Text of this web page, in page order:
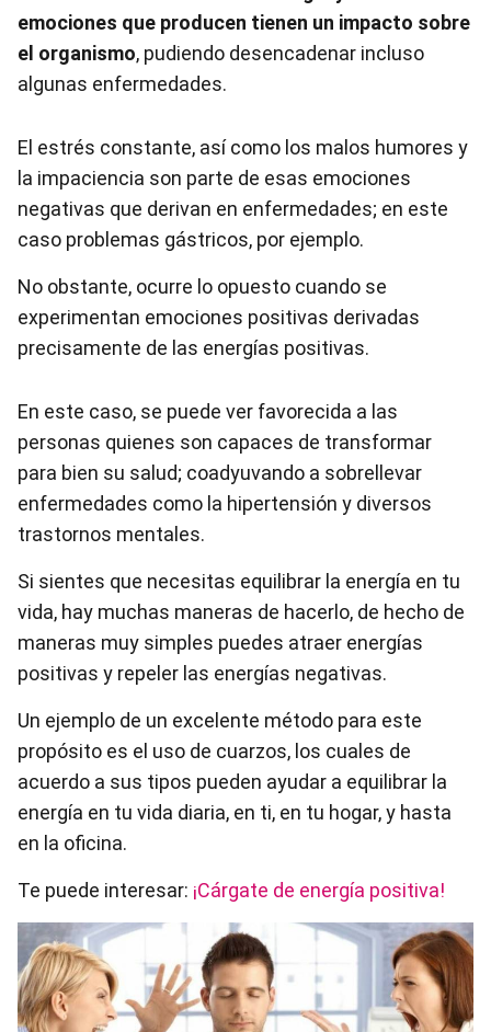
emociones que producen tienen un impacto sobre
el organismo, pudiendo desencadenar incluso
algunas enfermedades.
El estrés constante, así como los malos humores y
la impaciencia son parte de esas emociones
negativas que derivan en enfermedades; en este
caso problemas gástricos, por ejemplo.
No obstante, ocurre lo opuesto cuando se
experimentan emociones positivas derivadas
precisamente de las energías positivas.
En este caso, se puede ver favorecida a las
personas quienes son capaces de transformar
para bien su salud; coadyuvando a sobrellevar
enfermedades como la hipertensión y diversos
trastornos mentales.
Si sientes que necesitas equilibrar la energía en tu
vida, hay muchas maneras de hacerlo, de hecho de
maneras muy simples puedes atraer energías
positivas y repeler las energías negativas.
Un ejemplo de un excelente método para este
propósito es el uso de cuarzos, los cuales de
acuerdo a sus tipos pueden ayudar a equilibrar la
energía en tu vida diaria, en ti, en tu hogar, y hasta
en la oficina.
Te puede interesar: ¡Cárgate de energía positiva!